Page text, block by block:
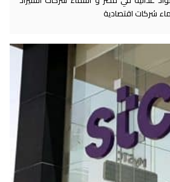
شركات اقتصادية